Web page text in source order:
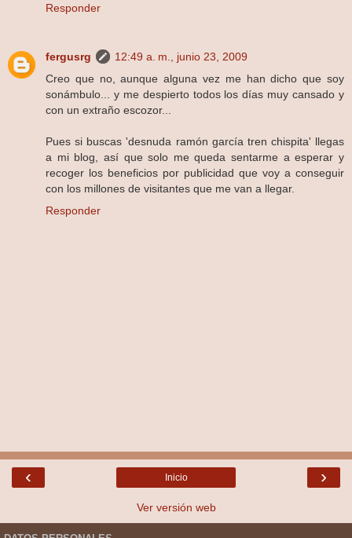
Responder
fergusrg
12:49 a. m., junio 23, 2009
Creo que no, aunque alguna vez me han dicho que soy
sonámbulo... y me despierto todos los días muy cansado y
con un extraño escozor...
Pues si buscas 'desnuda ramón garcía tren chispita' llegas
a mi blog, así que solo me queda sentarme a esperar y
recoger los beneficios por publicidad que voy a conseguir
con los millones de visitantes que me van a llegar.
Responder
‹ ›
Inicio
Ver versión web